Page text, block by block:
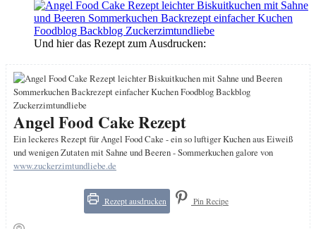
Und hier das Rezept zum Ausdrucken:
Angel Food Cake Rezept
Ein leckeres Rezept für Angel Food Cake - ein so luftiger Kuchen aus Eiweiß
und wenigen Zutaten mit Sahne und Beeren - Sommerkuchen galore von
www.zuckerzimtundliebe.de
Rezept ausdrucken Pin Recipe